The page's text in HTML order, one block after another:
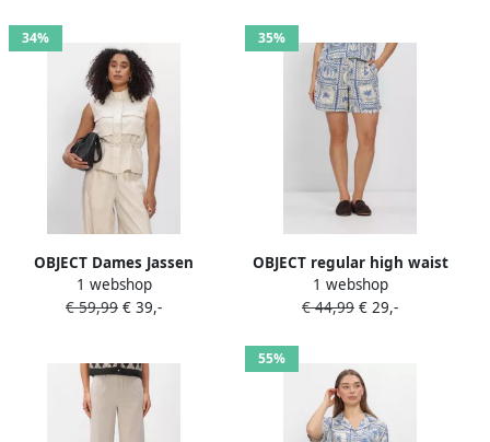
34%
OBJECT Dames Jassen
Objkadie Lo Waistcoat 145
Beige
1 webshop
€ 59,99 € 39,-
35%
OBJECT regular high waist
casual short blauw
1 webshop
€ 44,99 € 29,-
55%